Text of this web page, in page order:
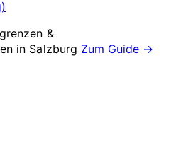
&
in Salzburg Zum Guide →